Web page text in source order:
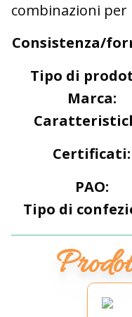
combinazioni per
Consistenza/
Tipo di
Marca:
Certificati:
PAO:
Tipo di